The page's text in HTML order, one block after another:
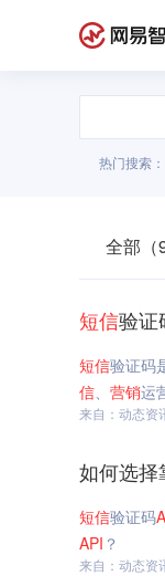
热门搜索：
全部（
短信验证
短信验证码
信、 营销运
来自：动态资
如何选择
短信验证码
API ？
来自：动态资